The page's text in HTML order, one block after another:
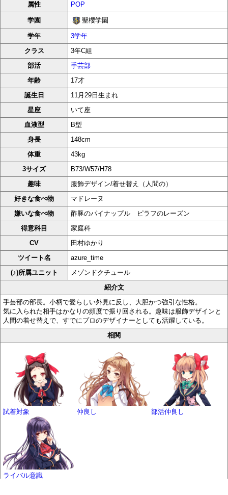
属性
POP
学園 聖櫻学園
学年
3学年
クラス
3年C組
部活
手芸部
年齢
17才
誕生日
11月29日生まれ
星座
いて座
血液型
B型
身長
148cm
体重
43kg
3サイズ
B73/W57/H78
趣味
服飾デザイン/着せ替え（人間の）
好きな食べ物
マドレーヌ
嫌いな食べ物
酢豚のパイナップル ピラフのレーズン
得意科目
家庭科
CV
田村ゆかり
ツイート名
azure_time
(♪)所属ユニット
メゾンドクチュール
紹介文
手芸部の部長。小柄で愛らしい外見に反し、大胆かつ強引な性格。
気に入られた相手はかなりの頻度で振り回される。趣味は服飾デザインと
人間の着せ替えで、すでにプロのデザイナーとしても活躍している。
相関
試着対象 仲良し 部活仲良し
ライバル意識